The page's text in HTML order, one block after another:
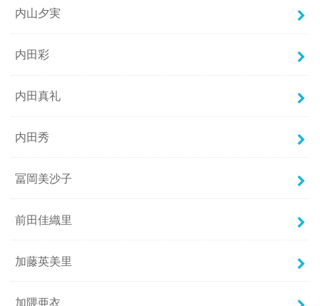
内山夕実
内田彩
内田真礼
内田秀
冨岡美沙子
前田佳織里
加藤英美里
加隈亜衣